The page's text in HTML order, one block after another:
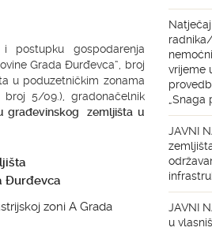
postupku gospodarenja
Grada Đurđevca“, broj
u poduzetničkim zonama
broj 5/09.), gradonačelnik
građevinskog zemljišta u
Đurđevca
zoni A Grada
vrijeme
„Snaga
JAVNI
JAVNI
u